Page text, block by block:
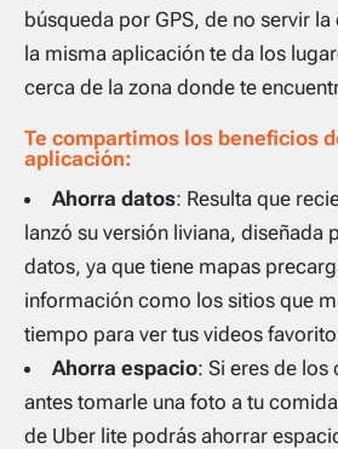
búsqueda por GPS, de no servir
la misma aplicación te da los
cerca de la zona donde te
Te compartimos los beneficios
aplicación:
Ahorra datos: Resulta que
lanzó su versión liviana, diseñada
datos, ya que tiene mapas
información como los sitios que
tiempo para ver tus videos
Ahorra espacio: Si eres de los
antes tomarle una foto a tu
de Uber lite podrás ahorrar